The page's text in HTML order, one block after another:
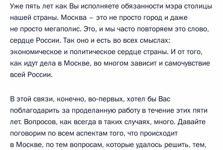
Уже пять лет как Вы исполняете обязанности мэра столицы
нашей страны. Москва – это не просто город и даже
не просто мегаполис. Это, и мы часто повторяем это слово,
сердце России. Так оно и есть во всех смыслах:
экономическое и политическое сердце страны. И от того,
как идут дела в Москве, во многом зависит и самочувствие
всей России.
В этой связи, конечно, во‑первых, хотел бы Вас
поблагодарить за проделанную работу в течение этих пяти
лет. Вопросов, как всегда в таких случаях, много. Давайте
поговорим по всем аспектам того, что происходит
в Москве, по тем вопросам, которые удалось решить, тем,